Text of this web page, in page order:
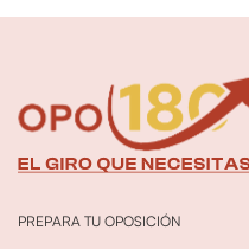
PREPARA TU OPOSICIÓN